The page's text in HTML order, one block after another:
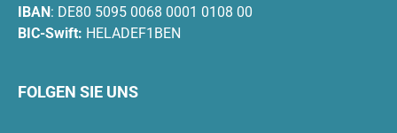
IBAN: DE80 5095 0068 0001 0108 00
BIC-Swift: HELADEF1BEN
FOLGEN SIE UNS